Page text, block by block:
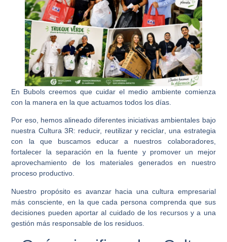
En Bubols creemos que cuidar el medio ambiente comienza
con la manera en la que actuamos todos los días.
Por eso, hemos alineado diferentes iniciativas ambientales bajo
nuestra Cultura 3R: reducir, reutilizar y reciclar, una estrategia
con la que buscamos educar a nuestros colaboradores,
fortalecer la separación en la fuente y promover un mejor
aprovechamiento de los materiales generados en nuestro
proceso productivo.
Nuestro propósito es avanzar hacia una cultura empresarial
más consciente, en la que cada persona comprenda que sus
decisiones pueden aportar al cuidado de los recursos y a una
gestión más responsable de los residuos.